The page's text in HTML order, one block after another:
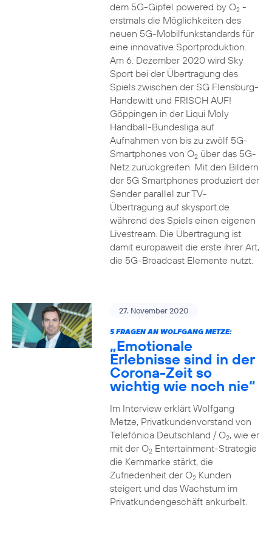
dem 5G-Gipfel powered by O2-
erstmals die Möglichkeiten des
neuen 5G-Mobilfunkstandards für
eine innovative Sportproduktion.
Am 6. Dezember 2020 wird Sky
Sport bei der Übertragung des
Spiels zwischen der SG Flensburg-
Handewitt und FRISCH AUF!
Göppingen in der Liqui Moly
Handball-Bundesliga auf
Aufnahmen von bis zu zwölf 5G-
Smartphones von O2über das 5G-
Netz zurückgreifen. Mit den Bildern
der 5G Smartphones produziert der
Sender parallel zur TV-
Übertragung auf skysport.de
während des Spiels einen eigenen
Livestream. Die Übertragung ist
damit europaweit die erste ihrer Art,
die 5G-Broadcast Elemente nutzt.
27. November 2020
5 FRAGEN AN WOLFGANG METZE:
„Emotionale
Erlebnisse sind in der
Corona-Zeit so
wichtig wie noch nie“
Im Interview erklärt Wolfgang
Metze, Privatkundenvorstand von
Telefónica Deutschland / O2, wie er
mit der O2Entertainment-Strategie
die Kernmarke stärkt, die
Zufriedenheit der O2Kunden
steigert und das Wachstum im
Privatkundengeschäft ankurbelt.